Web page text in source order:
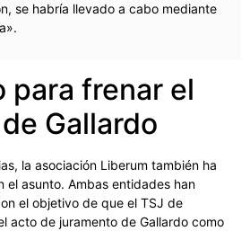
se habría llevado a cabo mediante
para frenar el
Gallardo
la asociación Liberum también ha
el asunto. Ambas entidades han
el objetivo de que el TSJ de
acto de juramento de Gallardo como